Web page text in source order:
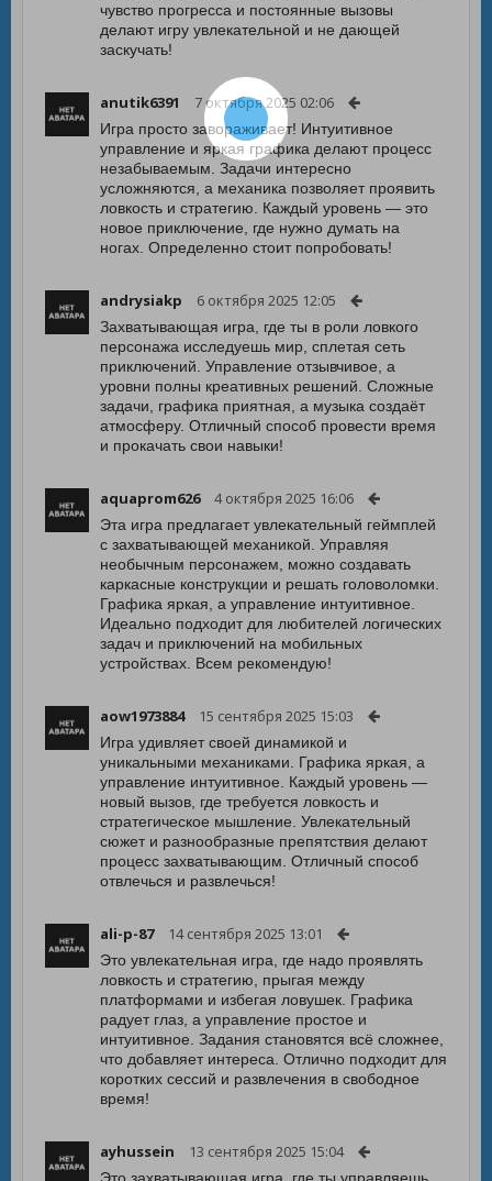
чувство прогресса и постоянные вызовы
делают игру увлекательной и не дающей
заскучать!
anutik6391 7 октября 2025 02:06
Игра просто завораживает! Интуитивное
управление и яркая графика делают процесс
незабываемым. Задачи интересно
усложняются, а механика позволяет проявить
ловкость и стратегию. Каждый уровень — это
новое приключение, где нужно думать на
ногах. Определенно стоит попробовать!
andrysiakp 6 октября 2025 12:05
Захватывающая игра, где ты в роли ловкого
персонажа исследуешь мир, сплетая сеть
приключений. Управление отзывчивое, а
уровни полны креативных решений. Сложные
задачи, графика приятная, а музыка создаёт
атмосферу. Отличный способ провести время
и прокачать свои навыки!
aquaprom626 4 октября 2025 16:06
Эта игра предлагает увлекательный геймплей
с захватывающей механикой. Управляя
необычным персонажем, можно создавать
каркасные конструкции и решать головоломки.
Графика яркая, а управление интуитивное.
Идеально подходит для любителей логических
задач и приключений на мобильных
устройствах. Всем рекомендую!
aow1973884 15 сентября 2025 15:03
Игра удивляет своей динамикой и
уникальными механиками. Графика яркая, а
управление интуитивное. Каждый уровень —
новый вызов, где требуется ловкость и
стратегическое мышление. Увлекательный
сюжет и разнообразные препятствия делают
процесс захватывающим. Отличный способ
отвлечься и развлечься!
ali-p-87 14 сентября 2025 13:01
Это увлекательная игра, где надо проявлять
ловкость и стратегию, прыгая между
платформами и избегая ловушек. Графика
радует глаз, а управление простое и
интуитивное. Задания становятся всё сложнее,
что добавляет интереса. Отлично подходит для
коротких сессий и развлечения в свободное
время!
ayhussein 13 сентября 2025 15:04